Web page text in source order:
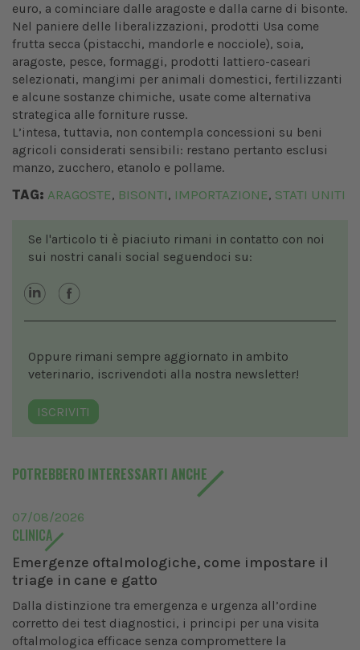
euro, a cominciare dalle aragoste e dalla carne di bisonte.
Nel paniere delle liberalizzazioni, prodotti Usa come
frutta secca (pistacchi, mandorle e nocciole), soia,
aragoste, pesce, formaggi, prodotti lattiero-caseari
selezionati, mangimi per animali domestici, fertilizzanti
e alcune sostanze chimiche, usate come alternativa
strategica alle forniture russe.
L’intesa, tuttavia, non contempla concessioni su beni
agricoli considerati sensibili: restano pertanto esclusi
manzo, zucchero, etanolo e pollame.
TAG: ARAGOSTE, BISONTI, IMPORTAZIONE, STATI UNITI
Se l'articolo ti è piaciuto rimani in contatto con noi
sui nostri canali social seguendoci su:
Oppure rimani sempre aggiornato in ambito
veterinario, iscrivendoti alla nostra newsletter!
ISCRIVITI
POTREBBERO INTERESSARTI ANCHE
07/08/2026
CLINICA
Emergenze oftalmologiche, come impostare il
triage in cane e gatto
Dalla distinzione tra emergenza e urgenza all’ordine
corretto dei test diagnostici, i principi per una visita
oftalmologica efficace senza compromettere la